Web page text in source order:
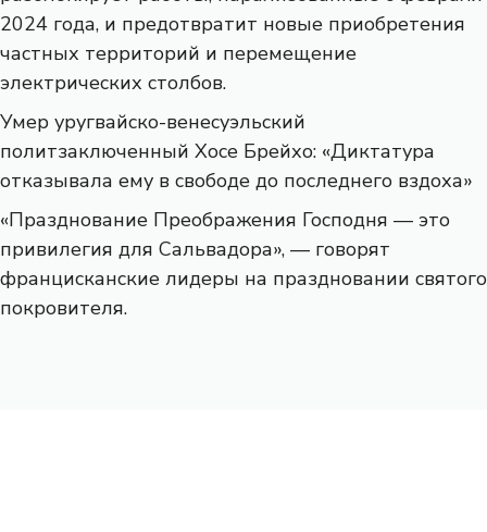
2024 года, и предотвратит новые приобретения
частных территорий и перемещение
электрических столбов.
Умер уругвайско-венесуэльский
политзаключенный Хосе Брейхо: «Диктатура
отказывала ему в свободе до последнего вздоха»
«Празднование Преображения Господня — это
привилегия для Сальвадора», — говорят
францисканские лидеры на праздновании святого
покровителя.